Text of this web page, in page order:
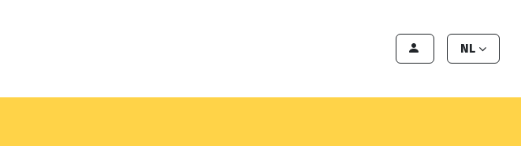
NL